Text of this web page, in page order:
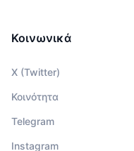
Κοινωνικά
X (Twitter)
Κοινότητα
Telegram
Instagram